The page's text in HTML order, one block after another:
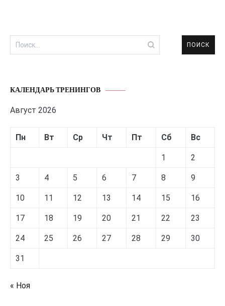
Найти:
КАЛЕНДАРЬ ТРЕНИНГОВ
Август 2026
Пн Вт Ср Чт Пт Сб Вс
1 2
3 4 5 6 7 8 9
10 11 12 13 14 15 16
17 18 19 20 21 22 23
24 25 26 27 28 29 30
31
« Ноя